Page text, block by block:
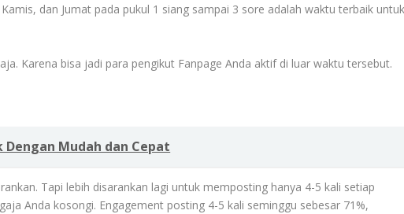
dan Jumat pada pukul 1 siang sampai 3 sore adalah waktu terbaik
Karena bisa jadi para pengikut Fanpage Anda aktif di luar waktu tersebut.
Dengan Mudah dan Cepat
Tapi lebih disarankan lagi untuk memposting hanya 4-5 kali setiap
Anda kosongi. Engagement posting 4-5 kali seminggu sebesar 71%,